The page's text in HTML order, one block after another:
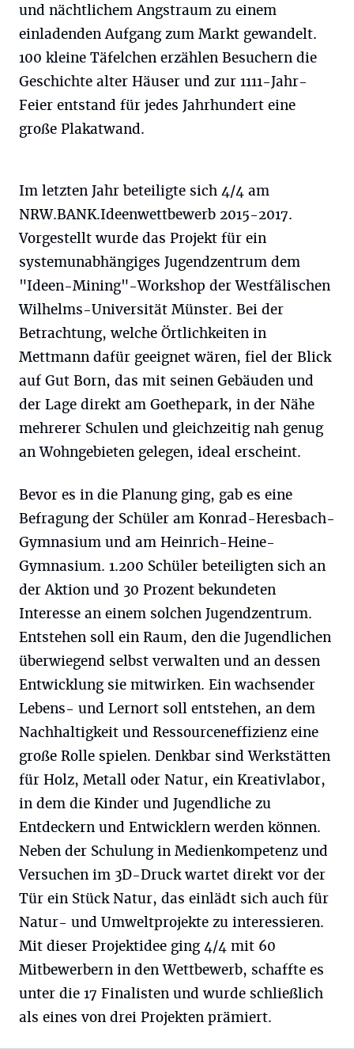
und nächtlichem Angstraum zu einem
einladenden Aufgang zum Markt gewandelt.
100 kleine Täfelchen erzählen Besuchern die
Geschichte alter Häuser und zur 1111-Jahr-
Feier entstand für jedes Jahrhundert eine
große Plakatwand.
Im letzten Jahr beteiligte sich 4/4 am
NRW.BANK.Ideenwettbewerb 2015-2017.
Vorgestellt wurde das Projekt für ein
systemunabhängiges Jugendzentrum dem
"Ideen-Mining"-Workshop der Westfälischen
Wilhelms-Universität Münster. Bei der
Betrachtung, welche Örtlichkeiten in
Mettmann dafür geeignet wären, fiel der Blick
auf Gut Born, das mit seinen Gebäuden und
der Lage direkt am Goethepark, in der Nähe
mehrerer Schulen und gleichzeitig nah genug
an Wohngebieten gelegen, ideal erscheint.
Bevor es in die Planung ging, gab es eine
Befragung der Schüler am Konrad-Heresbach-
Gymnasium und am Heinrich-Heine-
Gymnasium. 1.200 Schüler beteiligten sich an
der Aktion und 30 Prozent bekundeten
Interesse an einem solchen Jugendzentrum.
Entstehen soll ein Raum, den die Jugendlichen
überwiegend selbst verwalten und an dessen
Entwicklung sie mitwirken. Ein wachsender
Lebens- und Lernort soll entstehen, an dem
Nachhaltigkeit und Ressourceneffizienz eine
große Rolle spielen. Denkbar sind Werkstätten
für Holz, Metall oder Natur, ein Kreativlabor,
in dem die Kinder und Jugendliche zu
Entdeckern und Entwicklern werden können.
Neben der Schulung in Medienkompetenz und
Versuchen im 3D-Druck wartet direkt vor der
Tür ein Stück Natur, das einlädt sich auch für
Natur- und Umweltprojekte zu interessieren.
Mit dieser Projektidee ging 4/4 mit 60
Mitbewerbern in den Wettbewerb, schaffte es
unter die 17 Finalisten und wurde schließlich
als eines von drei Projekten prämiert.